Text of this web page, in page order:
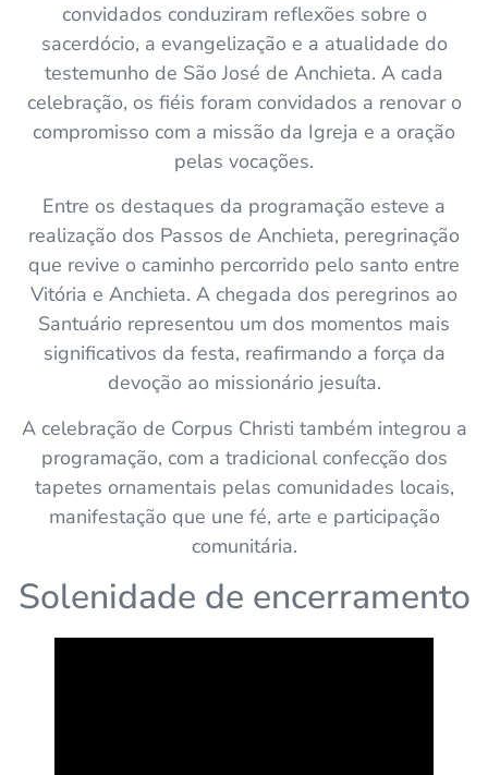
convidados conduziram reflexões sobre o
sacerdócio, a evangelização e a atualidade do
testemunho de São José de Anchieta. A cada
celebração, os fiéis foram convidados a renovar o
compromisso com a missão da Igreja e a oração
pelas vocações.
Entre os destaques da programação esteve a
realização dos Passos de Anchieta, peregrinação
que revive o caminho percorrido pelo santo entre
Vitória e Anchieta. A chegada dos peregrinos ao
Santuário representou um dos momentos mais
significativos da festa, reafirmando a força da
devoção ao missionário jesuíta.
A celebração de Corpus Christi também integrou a
programação, com a tradicional confecção dos
tapetes ornamentais pelas comunidades locais,
manifestação que une fé, arte e participação
comunitária.
Solenidade de encerramento